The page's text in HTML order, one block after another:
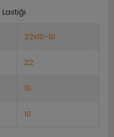
Lastiği
22x10-10
22
10
10